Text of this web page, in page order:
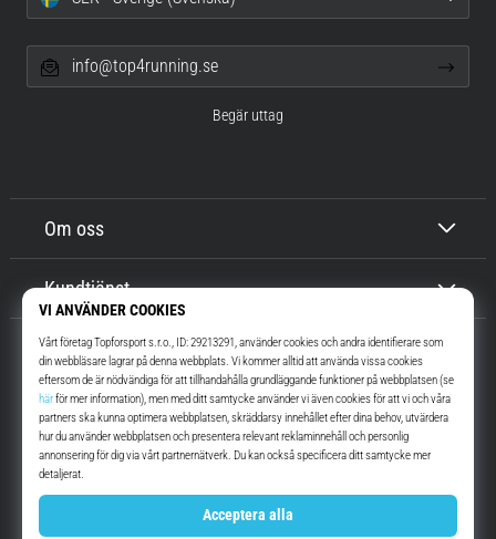
Top4Running.se
I mer än 16 år vi har vi motiverat dig att gå ut och springa. Snabbare. Med
InstagramYouTube
Om oss
Kundtjänst
info@top4running.se
Begär uttag